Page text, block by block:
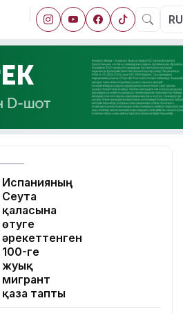
RU
Испанияның
Сеута
қаласына
өтуге
әрекеттенген
100-ге
жуық
мигрант
қаза тапты